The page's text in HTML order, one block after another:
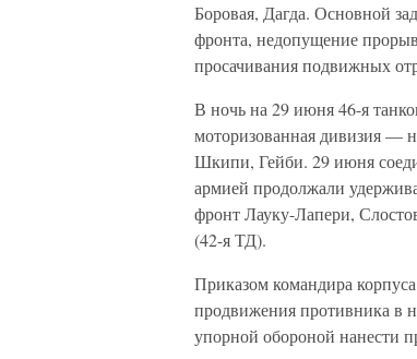
Боровая, Дагда. Основной
фронта, недопущение
просачивания подвижных
В ночь на 29 июня 46-я
моторизованная дивизия —
Шкипи, Гейби. 29 июня
армией продолжали
фронт Лауку-Лапери,
(42-я ТД).
Приказом командира
продвижения противника в
упорной обороной нанести